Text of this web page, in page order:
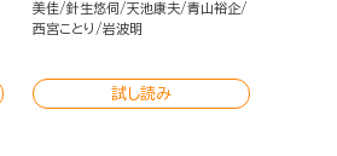
美佳 針生悠伺 天池康夫 青山裕企
西宮ことり
岩波明
試し読み